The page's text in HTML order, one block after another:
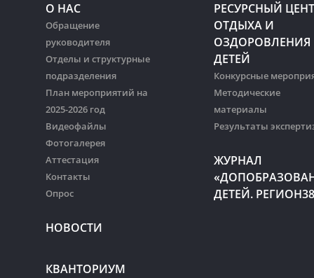
О НАС
Обращение
руководителя
Отделы и структурные
подразделения
План мероприятий на
2025-2026 год
Видеофайлы
Фотогалерея
Аттестация
Контакты
Опрос
НОВОСТИ
РЕСУРСНЫЙ
ОТДЫХА И
ОЗДОРОВЛЕНИЯ
ДЕТЕЙ
Конкурсные
Методические
материалы
Результаты
ЖУРНАЛ
ДЕТЕЙ.
КВАНТОРИУМ